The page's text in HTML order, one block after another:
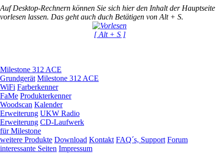
Auf Desktop-Rechnern können Sie sich hier den Inhalt der Hauptseite
vorlesen lassen. Das geht auch duch Betätigen von Alt + S.
[ Alt + S ]
Milestone 312 ACE
Grundgerät Milestone 312 ACE
WiFi Farberkenner
FaMe Produkterkenner
Woodscan Kalender
Erweiterung UKW Radio
Erweiterung CD-Laufwerk
für Milestone
weitere Produkte Download Kontakt FAQ´s, Support Forum
interessante Seiten Impressum